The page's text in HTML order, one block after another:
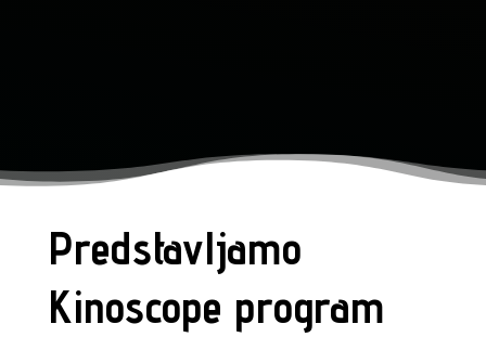
Predstavljamo
Kinoscope program